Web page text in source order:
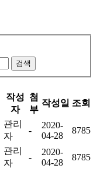
검색
작성
자
첨
부
작성일 조회
관리
자
-
2020-
04-28
8785
관리
자
-
2020-
04-28
8785